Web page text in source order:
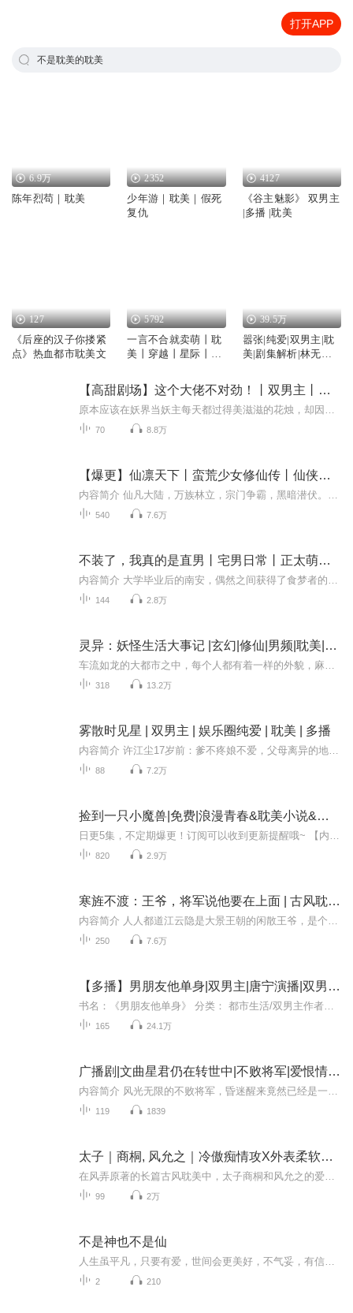
打开APP
不是耽美的耽美
6.9万
陈年烈苟｜耽美
2352
少年游｜耽美｜假死
复仇
4127
《谷主魅影》 双男主
|多播 |耽美
127
《后座的汉子你搂紧
点》热血都市耽美文
5792
一言不合就卖萌丨耽
美丨穿越丨星际丨甜
39.5万
嚣张|纯爱|双男主|耽
美|剧集解析|林无隅&
【高甜剧场】这个大佬不对劲！丨双男主丨甜宠丨耽美
70 8.8万
【爆更】仙凛天下丨蛮荒少女修仙传丨仙侠丨爆笑爽文丨耽美
540 7.6万
不装了，我真的是直男丨宅男日常丨正太萌妹丨耽美小说
144 2.8万
灵异：妖怪生活大事记 |玄幻|修仙|男频|耽美|仙侠
318 13.2万
雾散时见星 | 双男主 | 娱乐圈纯爱 | 耽美 | 多播
88 7.2万
捡到一只小魔兽|免费|浪漫青春&耽美小说&女频&正剧&大团圆
820 2.9万
寒旌不渡：王爷，将军说他要在上面 | 古风耽美 | 精品多播
250 7.6万
【多播】男朋友他单身|双男主|唐宁演播|双男主|都市言情|耽美|哄睡神器
165 24.1万
广播剧|文曲星君仍在转世中|不败将军|爱恨情仇|耽美|超自然|平民 |英雄
119 1839
太子｜商桐, 风允之｜冷傲痴情攻X外表柔软内心刚强受, 风弄原著｜长篇古风耽美, 年下强制爱
99 2万
不是神也不是仙
2 210